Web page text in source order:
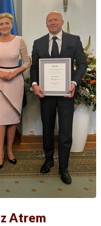
Atrem